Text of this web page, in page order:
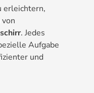
erleichtern,
. Jedes
Aufgabe
und